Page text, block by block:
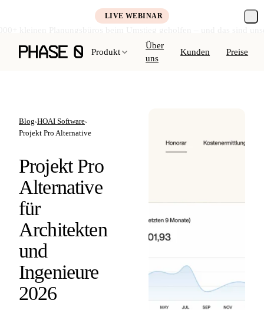
LIVE WEBINAR
Kostenlos anmelden →
Produkt
Über
uns
Kunden Preise
Blog›HOAI Software›
Projekt Pro Alternative
Projekt Pro
Alternative
für
Architekten
und
Ingenieure
2026